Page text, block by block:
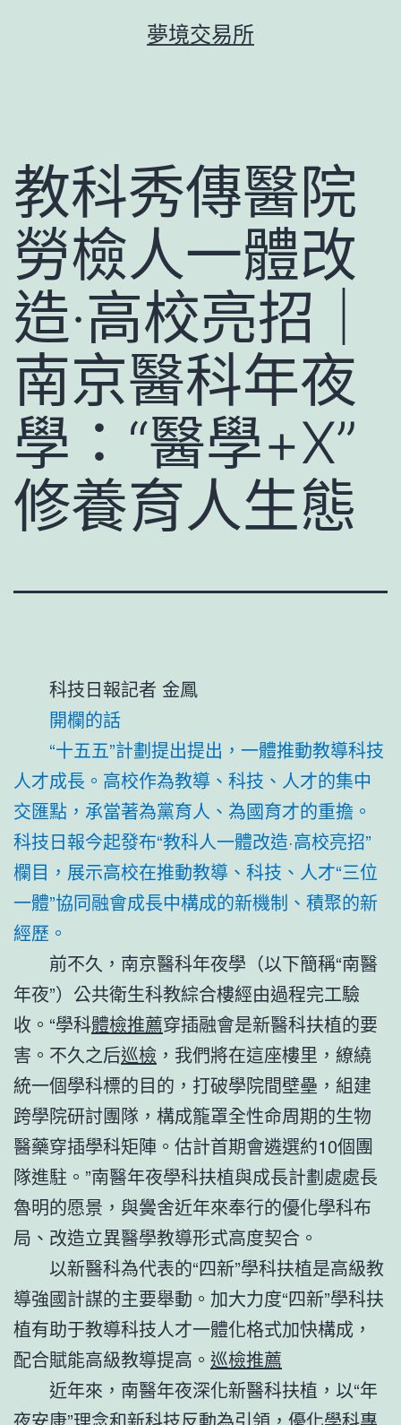
夢境交易所
教科秀傳醫院
勞檢人一體改
造·高校亮招｜
南京醫科年夜
學：“醫學+X”
修養育人生態
科技日報記者 金鳳
開欄的話
“十五五”計劃提出提出，一體推動教導科技
人才成長。高校作為教導、科技、人才的集中
交匯點，承當著為黨育人、為國育才的重擔。
科技日報今起發布“教科人一體改造·高校亮招”
欄目，展示高校在推動教導、科技、人才“三位
一體”協同融會成長中構成的新機制、積聚的新
經歷。
前不久，南京醫科年夜學（以下簡稱“南醫
年夜”）公共衛生科教綜合樓經由過程完工驗
收。“學科體檢推薦穿插融會是新醫科扶植的要
害。不久之后巡檢 ，我們將在這座樓里，繚繞
統一個學科標的目的，打破學院間壁壘，組建
跨學院研討團隊，構成籠罩全性命周期的生物
醫藥穿插學科矩陣。估計首期會遴選約10個團
隊進駐。”南醫年夜學科扶植與成長計劃處處長
魯明的愿景，與黌舍近年來奉行的優化學科布
局、改造立異醫學教導形式高度契合。
以新醫科為代表的“四新”學科扶植是高級教
導強國計謀的主要舉動。加大力度“四新”學科扶
植有助于教導科技人才一體化格式加快構成，
配合賦能高級教導提高。 巡檢推薦
近年來，南醫年夜深化新醫科扶植，以“年
夜安康”理念和新科技反動為引領，優化學科專